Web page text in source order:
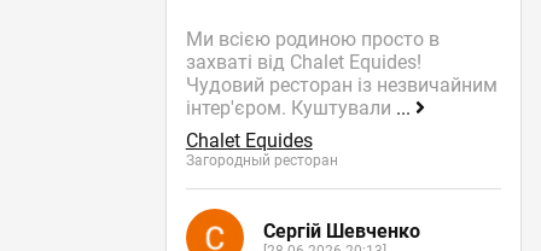
Ми всією родиною просто в
захваті від Chalet Equides!
Чудовий ресторан із незвичайним
інтер'єром. Куштували ...
Chalet Equides
Загородный ресторан
Сергій Шевченко